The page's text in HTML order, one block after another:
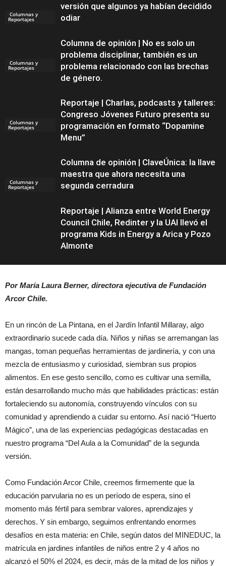
Columnas y
Reportajes
versión que algunos ya habían decidido
odiar
Columnas y
Reportajes
Columna de opinión | No es solo un
problema disciplinar, también es un
problema relacionado con las brechas
de género.
Columnas y
Reportajes
Reportaje | Charlas, podcasts y talleres:
Congreso Jóvenes Futuro presenta su
programación en formato “Dopamine
Menu”
Columnas y
Reportajes
Columna de opinión | ClaveÚnica: la llave
maestra que ahora necesita una
segunda cerradura
Columnas y
Reportaje | Alianza entre World Energy
Council Chile, Redinter y la UAI llevó el
programa Kids in Energy a Arica y Pozo
Almonte
Por María Laura Berner, directora ejecutiva de Fundación
Arcor Chile.
En un rincón de La Pintana, en el Jardín Infantil Millaray, algo
extraordinario sucede cada día. Niños y niñas se arremangan las
mangas, toman pequeñas herramientas de jardinería, y con una
mezcla de entusiasmo y curiosidad, siembran sus propios
alimentos. En ese gesto sencillo, como es cultivar una semilla,
están desarrollando mucho más que habilidades prácticas: están
fortaleciendo su autonomía, construyendo vínculos con su
comunidad y aprendiendo a cuidar su entorno. Así nació “Huerto
Mágico”, una de las experiencias pedagógicas destacadas en
nuestro programa “Del Aula a la Comunidad” de la segunda
versión.
Como Fundación Arcor Chile, creemos firmemente que la
educación parvularia no es un período de espera, sino el
momento más fértil para sembrar valores, aprendizajes y
derechos. Y sin embargo, seguimos enfrentando enormes
desafíos en esta materia: en Chile, según datos del MINEDUC, la
matrícula en jardines infantiles de niños entre 2 y 4 años no
alcanzó el 50% el 2024, es decir, más de la mitad de los niños y